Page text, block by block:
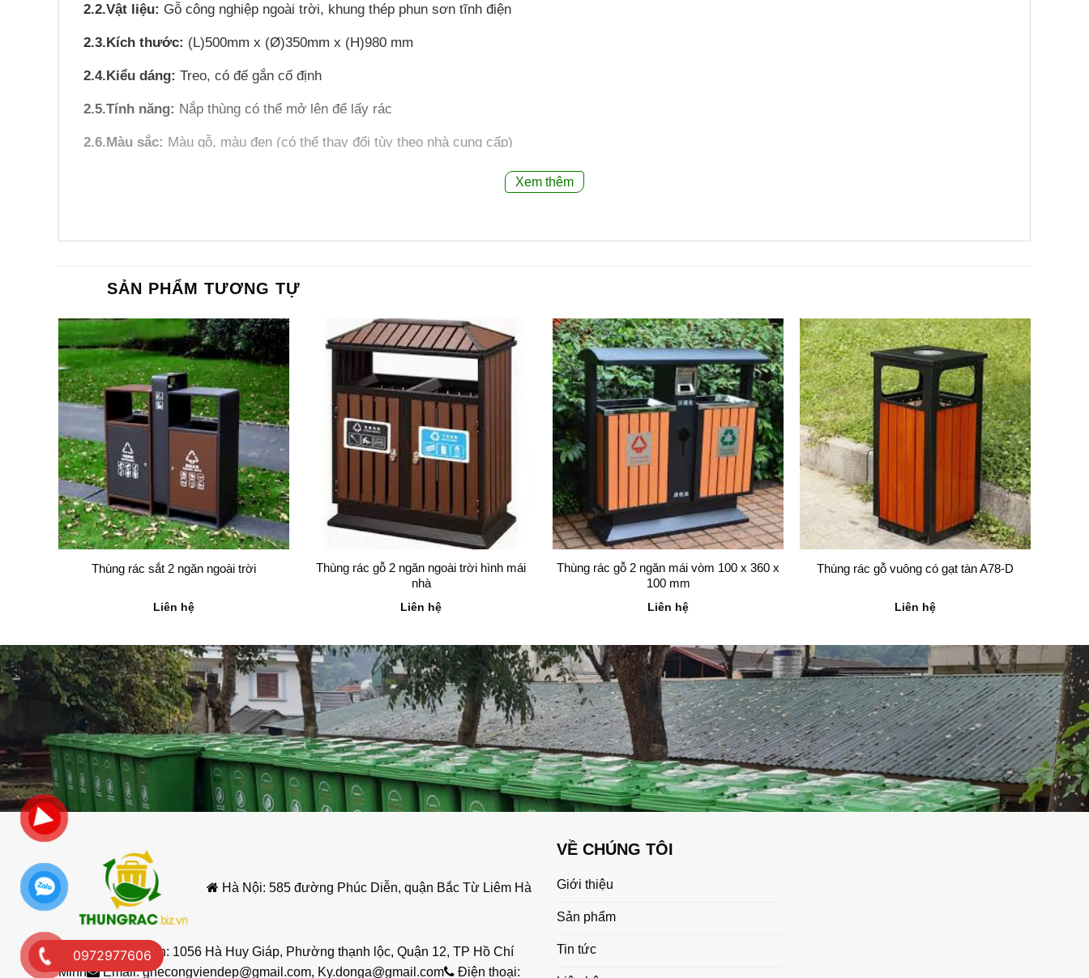
2.2.Vật liệu: Gỗ công nghiệp ngoài trời, khung thép phun sơn tĩnh điện
2.3.Kích thước: (L)500mm x (Ø)350mm x (H)980 mm
2.4.Kiểu dáng: Treo, có đế gắn cố định
2.5.Tính năng: Nắp thùng có thể mở lên để lấy rác
2.6.Màu sắc: Màu gỗ, màu đen (có thể thay đổi tùy theo nhà cung cấp)
3.Cấu tạothùng rác gỗ treo đơn ngoài trời A78-H L500 x Ø350 x H980 mm:
Xem thêm
SẢN PHẨM TƯƠNG TỰ
Thùng rác sắt 2 ngăn ngoài trời
Liên hệ
Thùng rác gỗ 2 ngăn ngoài trời hình mái
nhà
Liên hệ
Thùng rác gỗ 2 ngăn mái vòm 100 x 360 x
100 mm
Liên hệ
Thùng rác gỗ vuông có gạt tàn A78-D
Liên hệ
Hà Nội: 585 đường Phúc Diễn, quận Bắc Từ Liêm Hà
Nội
Hồ Chí Minh: 1056 Hà Huy Giáp, Phường thạnh lộc, Quận 12, TP Hồ Chí
Minh
Email:ghecongviendep@gmail.com, Ky.donga@gmail.com Điện thoại:
VỀ CHÚNG TÔI
Giới thiệu
Sản phẩm
Tin tức
0972977606